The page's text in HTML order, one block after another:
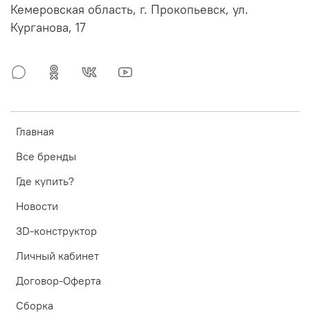
Главная
Все бренды
Где купить?
Новости
3D-конструктор
Личный кабинет
Договор-Оферта
Сборка
Кемеровская область, г. Прокопьевск, ул.
Курганова, 17